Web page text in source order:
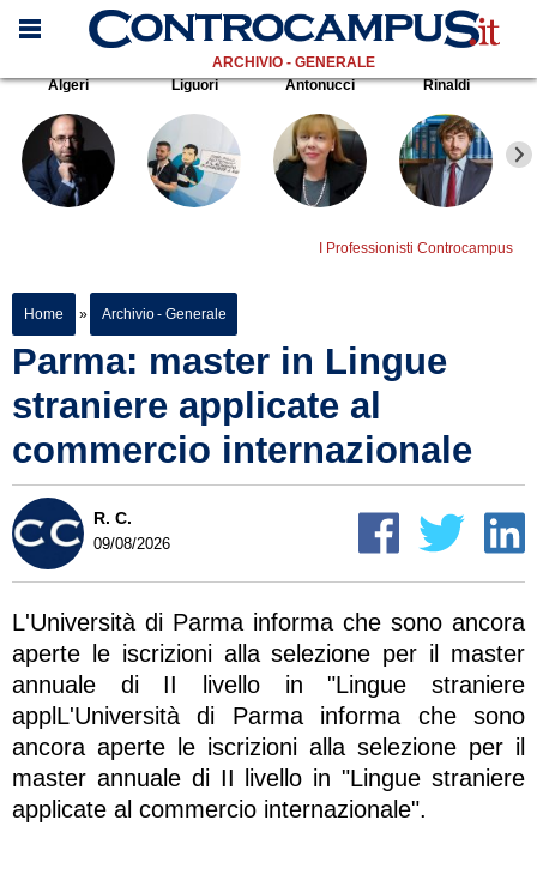
ARCHIVIO - GENERALE
Algeri
Liguori Antonucci Rinaldi
I Professionisti Controcampus
Home » Archivio - Generale
Parma: master in Lingue
straniere applicate al
commercio internazionale
R. C.
09/08/2026
L'Università di Parma informa che sono ancora
aperte le iscrizioni alla selezione per il master
annuale di II livello in "Lingue straniere
applL'Università di Parma informa che sono
ancora aperte le iscrizioni alla selezione per il
master annuale di II livello in "Lingue straniere
applicate al commercio internazionale".